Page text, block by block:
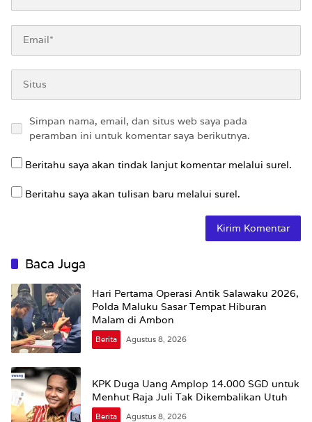
Simpan nama, email, dan situs web saya pada
peramban ini untuk komentar saya berikutnya.
Beritahu saya akan tindak lanjut komentar melalui surel.
Beritahu saya akan tulisan baru melalui surel.
Baca Juga
Hari Pertama Operasi Antik Salawaku 2026,
Polda Maluku Sasar Tempat Hiburan
Malam di Ambon
Berita Agustus 8, 2026
KPK Duga Uang Amplop 14.000 SGD untuk
Menhut Raja Juli Tak Dikembalikan Utuh
Berita Agustus 8, 2026